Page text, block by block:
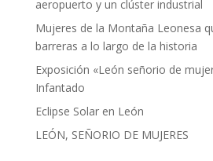
aeropuerto y un clúster industrial
Mujeres de la Montaña Leonesa
barreras a lo largo de la historia
Exposición «León señorio de
Infantado
Eclipse Solar en León
LEÓN, SEÑORIO DE MUJERES